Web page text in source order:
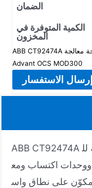
الضمان
الكمية المتوفرة في
المخزون
ABB CT92474A هي لوحة معالجة DCS، تنتمي إلى سلسلة ABB
Advant OCS MOD300
إرسال الاستفسار
ABB CT92474A مسؤولة عن الحوسبة الأساسية لل
ووحدات اكتساب ومع
على نطاق واس